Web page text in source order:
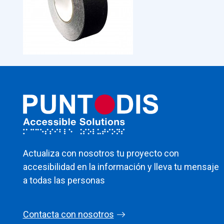
Actualiza con nosotros tu proyecto con
accesibilidad en la información y lleva tu mensaje
a todas las personas
Contacta con nosotros